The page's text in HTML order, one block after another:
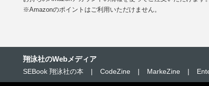
※Amazonのポイントはご利用いただけません。
翔泳社のWebメディア
SEBook 翔泳社の本 | CodeZine | MarkeZine |